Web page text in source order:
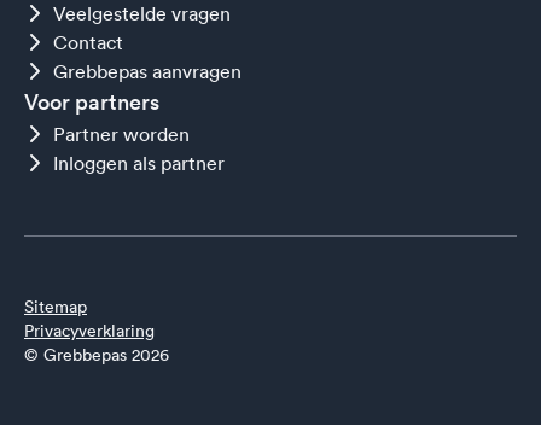
Veelgestelde vragen
Contact
Grebbepas aanvragen
Voor partners
Partner worden
Inloggen als partner
Sitemap
Privacyverklaring
© Grebbepas 2026